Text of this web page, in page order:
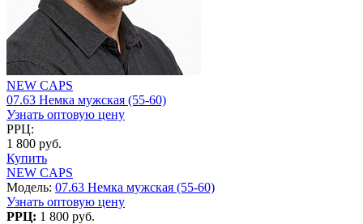
NEW CAPS
07.63 Немка мужская (55-60)
Узнать оптовую цену
РРЦ:
1 800 руб.
Купить
NEW CAPS
Модель: 07.63 Немка мужская (55-60)
Узнать оптовую цену
РРЦ: 1 800 руб.